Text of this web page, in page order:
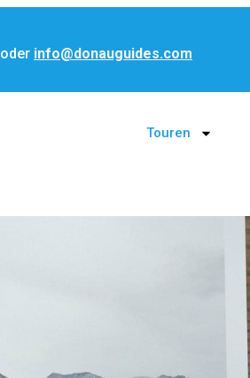
oder info@donauguides.com
Touren